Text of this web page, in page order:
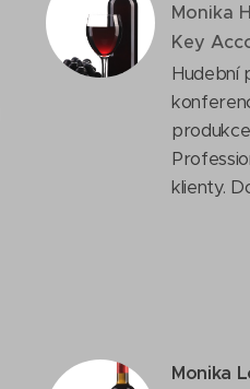
Monika
Key
Hudební
klienty.
Monika